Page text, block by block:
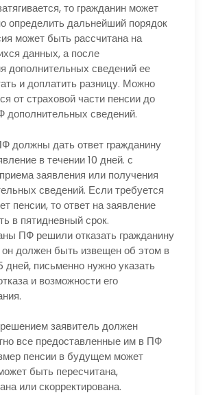
то гражданин может
определить дальнейший порядок
может быть рассчитана на
данных, а после
дополнительных сведений ее
и доплатить разницу. Можно
от страховой части пенсии до
дополнительных сведений.
должны дать ответ гражданину
в течении 10 дней. с
заявления или получения
сведений. Если требуется
пенсии, то ответ на заявление
в пятидневный срок.
ПФ решили отказать гражданину
он должен быть извещен об этом в
дней, письменно нужно указать
и возможности его
заявитель должен
все предоставленные им в ПФ
пенсии в будущем может
быть пересчитана,
или скорректирована.